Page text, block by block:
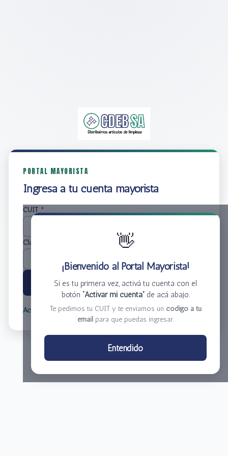
PORTAL MAYORISTA
Ingresá a tu cuenta mayorista
👋
¡Bienvenido al Portal Mayorista!
Si es tu primera vez, activá tu cuenta con el
botón “Activar mi cuenta”de acá abajo.
Te pedimos tu CUIT y te enviamos un código a tu
email para que puedas ingresar.
Entendido
CUIT *
Clave
Ingresar
Activar mi cuenta Olvidé mi clave
Centro de Distribución El Bacha S.A.